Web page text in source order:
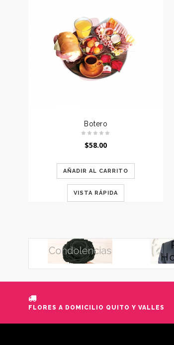
Botero
$58.00
AÑADIR AL CARRITO
VISTA RÁPIDA
FLORES A DOMICILIO QUITO Y VALLES